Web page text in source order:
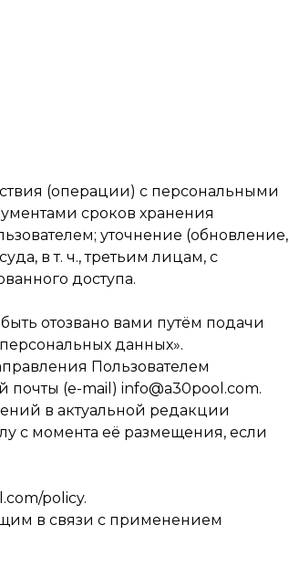
(операции) с персональными
сроков хранения
уточнение (обновление,
в т. ч., третьим лицам, с
доступа.
отозвано вами путём подачи
данных».
Пользователем
(e-mail) info@a30pool.com.
в актуальной редакции
с момента её размещения, если
policy.
в связи с применением